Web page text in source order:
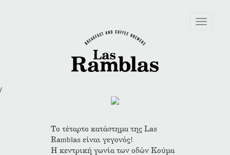
Toggle
/
Το τέταρτο κατάστημα της Las
Ramblas είναι γεγονός!
Η κεντρική γωνία των οδών Κούμα